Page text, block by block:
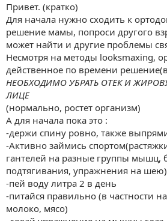
Прошу вас, помогите мне
действительно нуждаюсь в
быть инцелом до конца жизни, моя
просто уродец, у меня нет друзей,
мать отвергает мои попытки пойти
исправил свой прикус. Прошу,
свое лицо, я вас
Привет. (кратко)
Для начала нужно сходить к
решение мамы, попроси другого
может найти и другие проблемы
Несмотря на методы looksmaxing,
действенное по времени
НЕОБХОДИМО УБРАТЬ ОТЕК И
ЛИЦЕ
(нормально, ростет организм)
А для начала пока это :
-держи спину ровно, также
-Активно займись
гантелей на разные группы мышц,
подтягивания, упражнения на шею)
-пей воду литра 2 в день
-питайся правильно (в частности
молоко, мясо)